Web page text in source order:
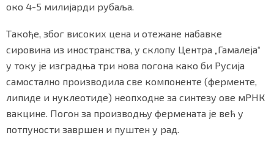
око 4-5 милијарди рубаља.
Такође, због високих цена и отежане набавке
сировина из иностранства, у склопу Центра „Гамалеја“
у току је изградња три нова погона како би Русија
самостално производила све компоненте (ферменте,
липиде и нуклеотиде) неопходне за синтезу ове мРНК
вакцине. Погон за производњу фермената је већ у
потпуности завршен и пуштен у рад.